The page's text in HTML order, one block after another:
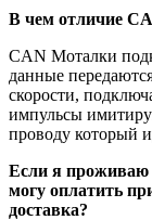
В чем отличие
CAN Моталки
данные
скорости,
импульсы
проводу который
Если я проживаю
могу оплатить
доставка?